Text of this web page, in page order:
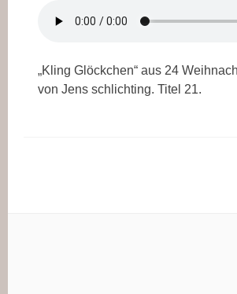
„Kling Glöckchen“ aus 24
von Jens schlichting. Titel 21.